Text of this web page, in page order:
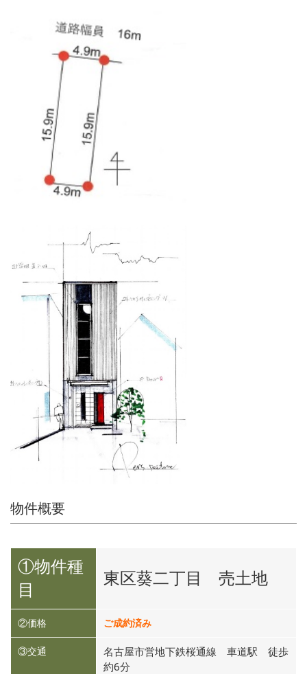
物件概要
①物件種
目
東区葵二丁目 売土地
②価格 ご成約済み
③交通
名古屋市営地下鉄桜通線 車道駅 徒歩
約6分